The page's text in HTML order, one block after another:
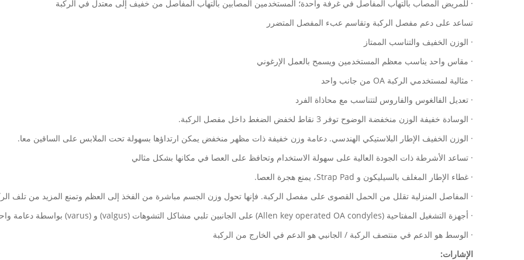
· للمريض المصاب بالتهاب المفاصل في غرفة واحدة؛ المستخدمين المصابين بالتهاب المفاصل من خفيف إلى معتدل في الركبة
تساعد على دعم مفصل الركبة وتقاسم عبء المفصل المتضرر
· الوزن الخفيف والتناسب الممتاز
· مقاس واحد يناسب معظم المستخدمين ويسمح بالعمل الإرغوني
· مثالية لمستخدمي الركبة OA من جانب واحد
· تعديل الفالغوس والفاروس لتتناسب مع محاذاة الفرد
· الوسادة خفيفة الوزن منخفضة الوضوح توفر 3 نقاط لخفض الضغط داخل مفصل الركبة.
· الوزن الخفيف الإطار البلاستيكي الهندسي. دعامة وزن خفيفة ذات مظهر منخفض يمكن ارتداؤها بسهولة تحت الملابس على الساقين معا.
· تساعد الأشرطة ذات الجودة العالية على سهولة الاستخدام وتحافظ على العصا في مكانها بشكل مثالي
· غطاء الإطار المغلف بالسيليكون و Strap Pad، يمنع هجرة العصا.
· المفاصل المنزلية تقلل من الحمل القصوى على مفصل الركبة. فإنها تحول وزن الجسم مباشرة من الفخذ إلى العظم وتمنع المزيد من تلف
· أجهزة التشغيل المفتاحية (Allen key operated OA condyles) على الجانبين تلبي مشاكل التشوهات (valgus) و (varus) بواسطة دعامة واحدة.
· الوسط هو الدعم في منتصف الركبة / الجانبي هو الدعم في الخارج من الركبة
الإشارات: